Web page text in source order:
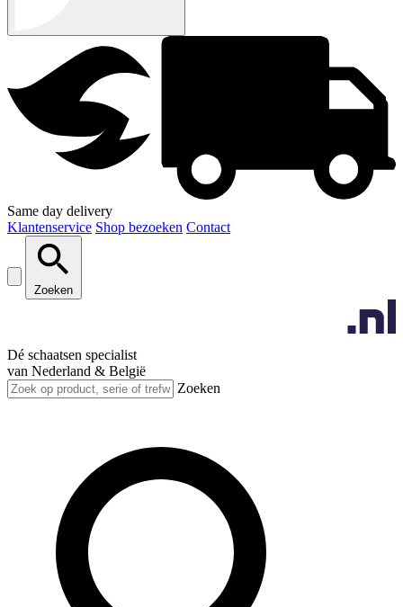
Same day delivery
Klantenservice Shop bezoeken Contact
Zoeken
Dé schaatsen specialist
van Nederland & België
Zoeken